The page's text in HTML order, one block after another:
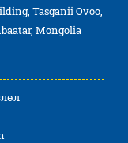
Tasganii Ovoo,
Mongolia